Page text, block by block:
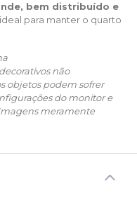
bem distribuído e
para manter o quarto
não
objetos podem sofrer
do monitor e
meramente